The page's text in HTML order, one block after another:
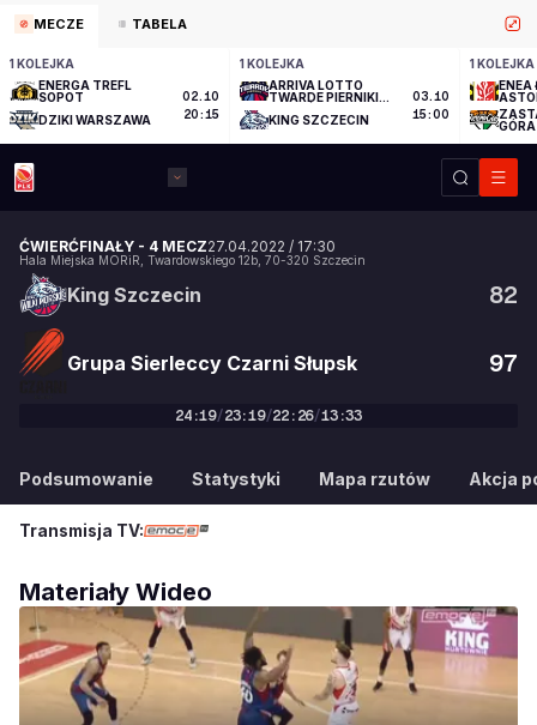
MECZE TABELA
1 KOLEJKA
ENERGA TREFL
SOPOT
DZIKI WARSZAWA
02.10
20:15
1 KOLEJKA
ARRIVA LOTTO
TWARDE PIERNIKI
KING SZCZECIN
03.10
15:00
1 KOLEJKA
ENEA
GÓRA
ĆWIERĆFINAŁY - 4 MECZ27.04.2022 / 17:30
Hala Miejska MORiR Twardowskiego 12b 70-320 Szczecin
King Szczecin 82
97
Grupa Sierleccy Czarni Słupsk
24:19/23:19/22: 26/13:33
82:97
Podsumowanie Statystyki Mapa rzutów Akcja
Transmisja TV:
Materiały Wideo